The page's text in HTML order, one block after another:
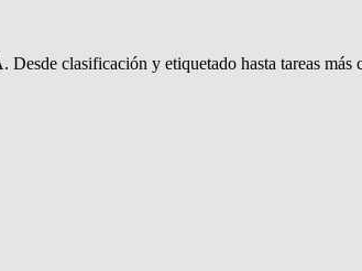
clasificación y etiquetado hasta tareas más